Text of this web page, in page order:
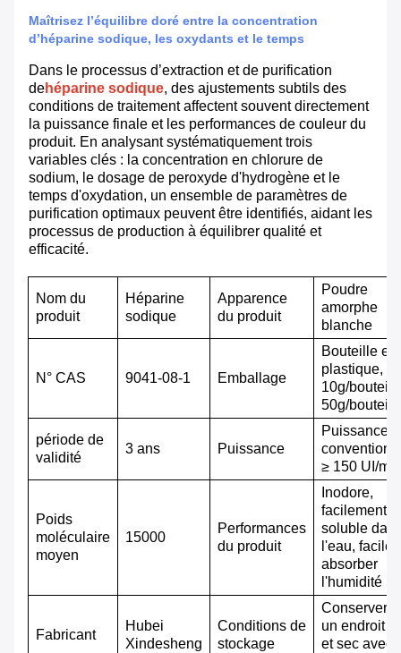
Maîtrisez l’équilibre doré entre la concentration
d’héparine sodique, les oxydants et le temps
Dans le processus d’extraction et de purification
dehéparine sodique, des ajustements subtils des
conditions de traitement affectent souvent directement
la puissance finale et les performances de couleur du
produit. En analysant systématiquement trois
variables clés : la concentration en chlorure de
sodium, le dosage de peroxyde d'hydrogène et le
temps d'oxydation, un ensemble de paramètres de
purification optimaux peuvent être identifiés, aidant les
processus de production à équilibrer qualité et
efficacité.
Nom du
produit
Héparine
sodique
Apparence
du produit
Poudre
amorphe
blanche
N° CAS 9041-08-1 Emballage
Bouteille en
plastique,
10g/
50g/
période de
validité
3 ans Puissance
Puissance
≥ 150 UI/mg
Poids
moléculaire
moyen
15000
Performances
du produit
Inodore,
facilement
soluble
l'eau, facile
absorber
l'humidité
Fabricant
Hubei
Xindesheng
Conditions de
stockage
Conserver
un endroit
et sec avec